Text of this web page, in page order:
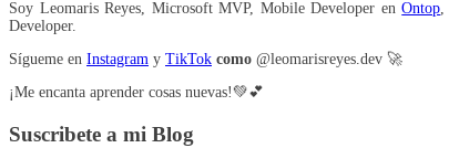
Soy Leomaris Reyes, Microsoft MVP, Mobile Developer enOntop,
Developer.
Sígueme en Instagram y TikTok como @leomarisreyes.dev 🚀
¡Me encanta aprender cosas nuevas!💚💕
Suscribete a mi Blog